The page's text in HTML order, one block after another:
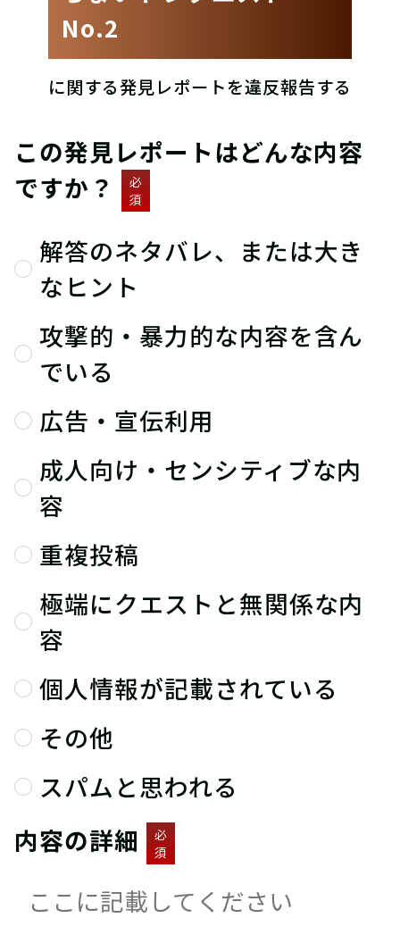
No.2
に関する発見レポートを違反報告する
この発見レポートはどんな内容
ですか？
必
須
解答のネタバレ、または大き
なヒント
攻撃的・暴力的な内容を含ん
でいる
広告・宣伝利用
成人向け・センシティブな内
容
重複投稿
極端にクエストと無関係な内
容
個人情報が記載されている
その他
スパムと思われる
内容の詳細
必
須